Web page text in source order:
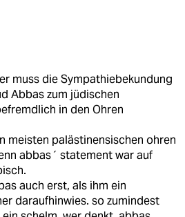
muss die Sympathiebekundung
Abbas zum jüdischen
in den Ohren
meisten palästinensischen ohren
abbas´ statement war auf
auch erst, als ihm ein
daraufhinwies. so zumindest